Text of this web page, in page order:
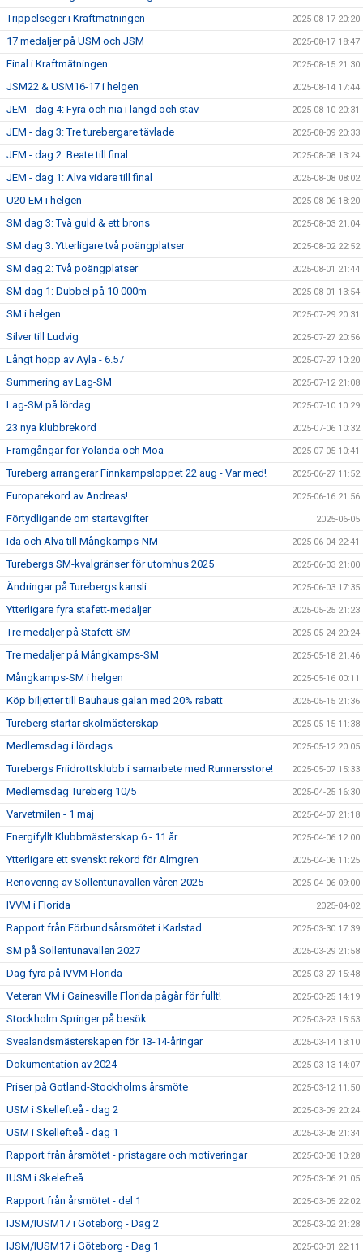
Trippelseger i Kraftmätningen 2025-08-17 20:20
17 medaljer på USM och JSM 2025-08-17 18:47
Final i Kraftmätningen 2025-08-15 21:30
JSM22 & USM16-17 i helgen 2025-08-14 17:44
JEM - dag 4: Fyra och nia i längd och stav 2025-08-10 20:31
JEM - dag 3: Tre turebergare tävlade 2025-08-09 20:33
JEM - dag 2: Beate till final 2025-08-08 13:24
JEM - dag 1: Alva vidare till final 2025-08-08 08:02
U20-EM i helgen 2025-08-06 18:20
SM dag 3: Två guld & ett brons 2025-08-03 21:04
SM dag 3: Ytterligare två poängplatser 2025-08-02 22:52
SM dag 2: Två poängplatser 2025-08-01 21:44
SM dag 1: Dubbel på 10 000m 2025-08-01 13:54
SM i helgen 2025-07-29 20:31
Silver till Ludvig 2025-07-27 20:56
Långt hopp av Ayla - 6.57 2025-07-27 10:20
Summering av Lag-SM 2025-07-12 21:08
Lag-SM på lördag 2025-07-10 10:29
23 nya klubbrekord 2025-07-06 10:32
Framgångar för Yolanda och Moa 2025-07-05 10:41
Tureberg arrangerar Finnkampsloppet 22 aug - Var med! 2025-06-27 11:52
Europarekord av Andreas! 2025-06-16 21:56
Förtydligande om startavgifter 2025-06-05
Ida och Alva till Mångkamps-NM 2025-06-04 22:41
Turebergs SM-kvalgränser för utomhus 2025 2025-06-03 21:00
Ändringar på Turebergs kansli 2025-06-03 17:35
Ytterligare fyra stafett-medaljer 2025-05-25 21:23
Tre medaljer på Stafett-SM 2025-05-24 20:24
Tre medaljer på Mångkamps-SM 2025-05-18 21:46
Mångkamps-SM i helgen 2025-05-16 00:11
Köp biljetter till Bauhaus galan med 20% rabatt 2025-05-15 21:36
Tureberg startar skolmästerskap 2025-05-15 11:38
Medlemsdag i lördags 2025-05-12 20:05
Turebergs Friidrottsklubb i samarbete med Runnersstore! 2025-05-07 15:33
Medlemsdag Tureberg 10/5 2025-04-25 16:30
Varvetmilen - 1 maj 2025-04-07 21:18
Energifyllt Klubbmästerskap 6 - 11 år 2025-04-06 12:00
Ytterligare ett svenskt rekord för Almgren 2025-04-06 11:25
Renovering av Sollentunavallen våren 2025 2025-04-06 09:00
IVVM i Florida 2025-04-02
Rapport från Förbundsårsmötet i Karlstad 2025-03-30 17:39
SM på Sollentunavallen 2027 2025-03-29 21:58
Dag fyra på IVVM Florida 2025-03-27 15:48
Veteran VM i Gainesville Florida pågår för fullt! 2025-03-25 14:19
Stockholm Springer på besök 2025-03-23 15:53
Svealandsmästerskapen för 13-14-åringar 2025-03-14 13:10
Dokumentation av 2024 2025-03-13 14:07
Priser på Gotland-Stockholms årsmöte 2025-03-12 11:50
USM i Skellefteå - dag 2 2025-03-09 20:24
USM i Skellefteå - dag 1 2025-03-08 21:34
Rapport från årsmötet - pristagare och motiveringar 2025-03-08 10:28
IUSM i Skelefteå 2025-03-06 21:05
Rapport från årsmötet - del 1 2025-03-05 22:02
IJSM/IUSM17 i Göteborg - Dag 2 2025-03-02 21:28
IJSM/IUSM17 i Göteborg - Dag 1 2025-03-01 22:11